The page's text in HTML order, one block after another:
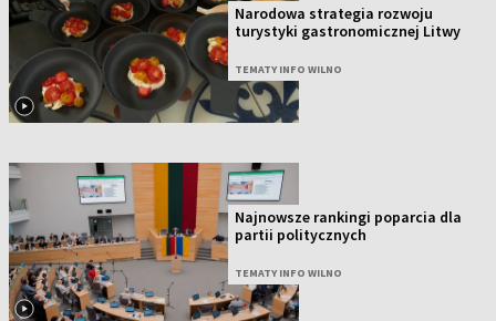
Narodowa strategia rozwoju
turystyki gastronomicznej Litwy
TEMATY INFO WILNO
Najnowsze rankingi poparcia dla
partii politycznych
TEMATY INFO WILNO